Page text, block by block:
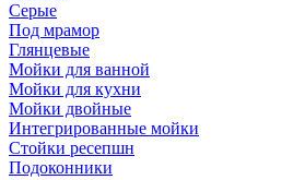
Серые
Под мрамор
Глянцевые
Мойки для ванной
Мойки для кухни
Мойки двойные
Интегрированные мойки
Стойки ресепшн
Подоконники